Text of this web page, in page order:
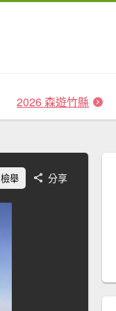
2026 森遊竹縣
檢舉 分享